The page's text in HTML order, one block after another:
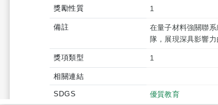
獎勵性質 1
備註
在量子材料強關聯
隊，展現深具影響
獎項類型 1
相關連結
SDGS 優質教育